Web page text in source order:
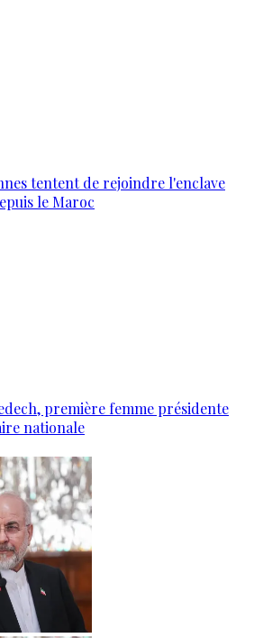
tentent de rejoindre l'enclave
le Maroc
première femme présidente
nationale